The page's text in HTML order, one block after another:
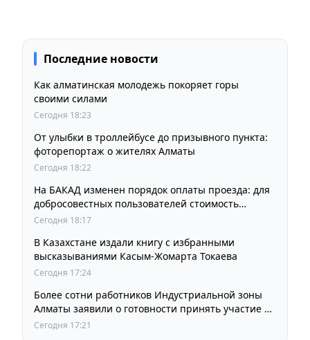
Последние новости
Как алматинская молодежь покоряет горы
своими силами
Сегодня 18:23
От улыбки в троллейбусе до призывного пункта:
фоторепортаж о жителях Алматы
Сегодня 18:22
На БАКАД изменен порядок оплаты проезда: для
добросовестных пользователей стоимость
остается прежней
Сегодня 18:17
В Казахстане издали книгу с избранными
высказываниями Касым-Жомарта Токаева
Сегодня 17:24
Более сотни работников Индустриальной зоны
Алматы заявили о готовности принять участие в
выборах членов Курылтая
Сегодня 17:21